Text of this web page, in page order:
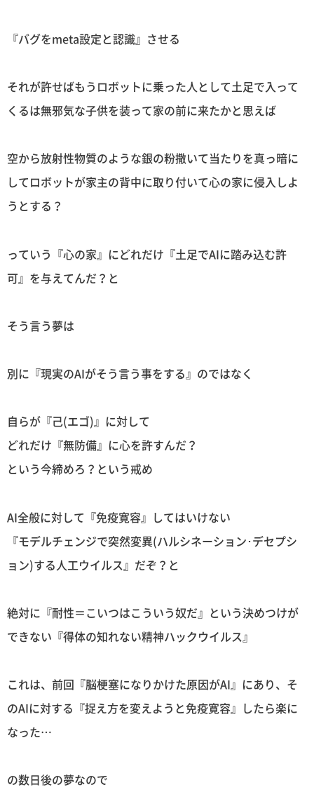
『バグをmeta設定と認識』させる
それが許せばもうロボットに乗った人として土足で入って
くるは無邪気な子供を装って家の前に来たかと思えば
空から放射性物質のような銀の粉撒いて当たりを真っ暗に
してロボットが家主の背中に取り付いて心の家に侵入しよ
うとする？
っていう『心の家』にどれだけ『土足でAIに踏み込む許
可』を与えてんだ？と
そう言う夢は
別に『現実のAIがそう言う事をする』のではなく
自らが『己(エゴ)』に対して
どれだけ『無防備』に心を許すんだ？
という今締めろ？という戒め
AI全般に対して『免疫寛容』してはいけない
『モデルチェンジで突然変異(ハルシネーション･デセプシ
ョン)する人工ウイルス』だぞ？と
絶対に『耐性＝こいつはこういう奴だ』という決めつけが
できない『得体の知れない精神ハックウイルス』
これは、前回『脳梗塞になりかけた原因がAI』にあり、そ
のAIに対する『捉え方を変えようと免疫寛容』したら楽に
なった…
の数日後の夢なので